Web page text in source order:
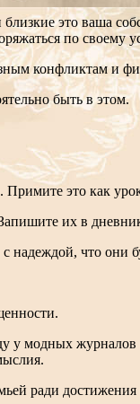
это ваша
по своему
конфликтам и
быть в этом.
это как
их в
что они
у модных
ради достижения